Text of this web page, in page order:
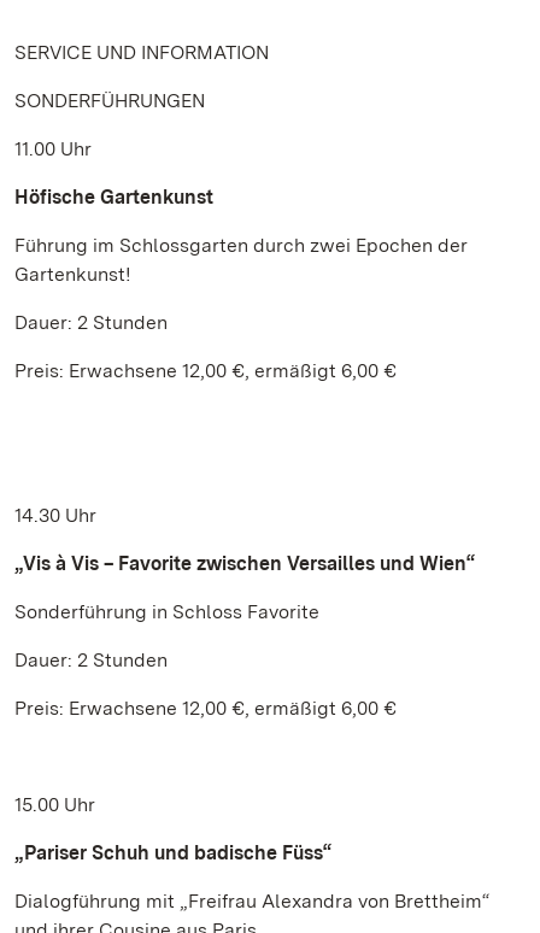
SERVICE UND INFORMATION
SONDERFÜHRUNGEN
11.00 Uhr
Höfische Gartenkunst
Führung im Schlossgarten durch zwei Epochen der
Gartenkunst!
Dauer: 2 Stunden
Preis: Erwachsene 12,00 €, ermäßigt 6,00 €
14.30 Uhr
„Vis à Vis – Favorite zwischen Versailles und Wien“
Sonderführung in Schloss Favorite
Dauer: 2 Stunden
Preis: Erwachsene 12,00 €, ermäßigt 6,00 €
15.00 Uhr
„Pariser Schuh und badische Füss“
Dialogführung mit „Freifrau Alexandra von Brettheim“